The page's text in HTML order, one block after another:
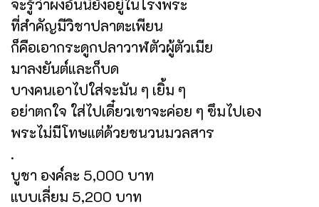
จะรู้ว่าผงอันนี้ยังอยู่ในโรงพระ
ที่สำคัญมีวิชาปลาตะเพียน
ก็คือเอากระดูกปลาวาฬตัวผู้ตัวเมีย
มาลงยันต์และก็บด
บางคนเอาไปใส่จะมัน ๆ เยิ้ม ๆ
อย่าตกใจ ใส่ไปเดี๋ยวเขาจะค่อย ๆ ซึมไปเอง
พระไม่มีโทษแต่ด้วยชนวนมวลสาร
.
บูชา องค์ละ 5,000 บาท
แบบเลี่ยม 5,200 บาท